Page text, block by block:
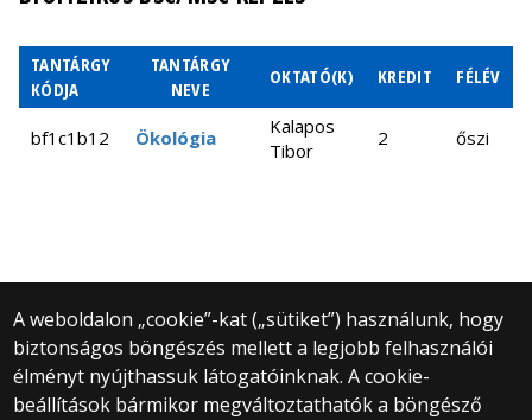
Lajos
TANTÁRGY
KÓDJA
TANTÁRGY
NEVE
OKTATÓ(K) KREDIT FÉLÉV
bf1c1b12 Ökológia
Kalapos
Tibor
2 őszi
A weboldalon „cookie”-kat („sütiket”) használunk, hogy
biztonságos böngészés mellett a legjobb felhasználói
élményt nyújthassuk látogatóinknak. A cookie-
beállítások bármikor megváltoztathatók a böngésző
© 2025 Eötvös Loránd Tudományegyetem
Minden jog fenntartva.
1053 Budapest, Egyetem tér 1–3.